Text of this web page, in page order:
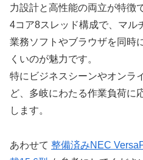
力設計と高性能の両立が特徴
4コア8スレッド構成で、マル
業務ソフトやブラウザを同時
くいのが魅力です。
特にビジネスシーンやオンラ
ど、多岐にわたる作業負荷に
します。
あわせて 整備済みNEC